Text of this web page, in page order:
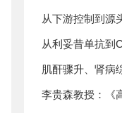
709例患儿的国
5年肾功能结局
从下游控制到源
BAFF/APRIL双
从利妥昔单抗到
重塑免疫性肾脏
肌酐骤升、肾病
性：这例“不典型
李贵森教授：《